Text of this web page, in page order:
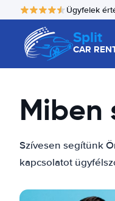
Ügyfelek
Split
CAR
Miben
Szívesen segítünk
kapcsolatot